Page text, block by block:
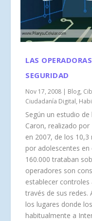
LAS
SEGURIDAD
Nov 17, 2008 | Blog,
Ciudadanía Digital,
Según un estudio
Caron, realizado
en 2007, de los
por adolescentes
160.000 trataban
operadores son
establecer
través de sus redes.
los lugares donde
habitualmente a